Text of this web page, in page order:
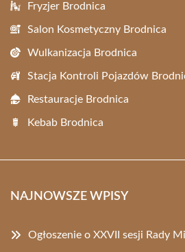
Fryzjer Brodnica
Salon Kosmetyczny Brodnica
Wulkanizacja Brodnica
Stacja Kontroli Pojazdów
Restauracje Brodnica
Kebab Brodnica
NAJNOWSZE WPISY
Ogłoszenie o XXVII sesji Rady